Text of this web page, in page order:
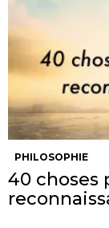
PHILOSOPHIE
40 choses